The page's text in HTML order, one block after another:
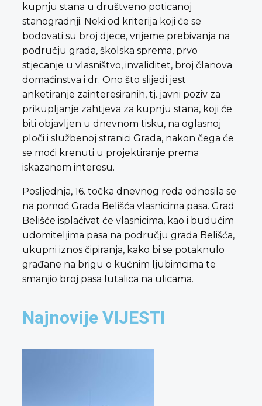
kupnju stana u društveno poticanoj
stanogradnji. Neki od kriterija koji će se
bodovati su broj djece, vrijeme prebivanja na
području grada, školska sprema, prvo
stjecanje u vlasništvo, invaliditet, broj članova
domaćinstva i dr. Ono što slijedi jest
anketiranje zainteresiranih, tj. javni poziv za
prikupljanje zahtjeva za kupnju stana, koji će
biti objavljen u dnevnom tisku, na oglasnoj
ploči i službenoj stranici Grada, nakon čega će
se moći krenuti u projektiranje prema
iskazanom interesu.
Posljednja, 16. točka dnevnog reda odnosila se
na pomoć Grada Belišća vlasnicima pasa. Grad
Belišće isplaćivat će vlasnicima, kao i budućim
udomiteljima pasa na području grada Belišća,
ukupni iznos čipiranja, kako bi se potaknulo
građane na brigu o kućnim ljubimcima te
smanjio broj pasa lutalica na ulicama.
Najnovije VIJESTI